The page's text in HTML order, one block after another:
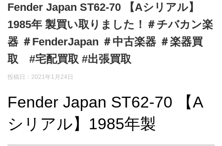
Fender Japan ST62-70 【Aシリアル】
1985年 製買い取りました！＃チバカン楽
器 ＃FenderJapan ＃中古楽器 ＃楽器買
取 #宅配買取 #出張買取
投稿日： 2021年1月24日
Fender Japan ST62-70 【A
シリアル】1985年製